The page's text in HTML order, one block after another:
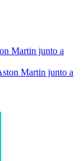
Martin junto a